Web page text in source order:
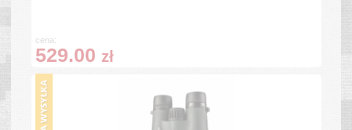
cena:
529.00 zł